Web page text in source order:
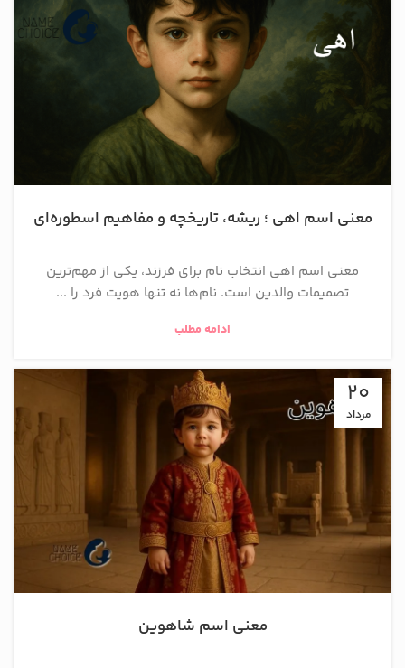
معنی اسم اهی ؛ ریشه، تاریخچه و مفاهیم اسطوره‌ای
معنی اسم اهی انتخاب نام برای فرزند، یکی از مهم‌ترین
تصمیمات والدین است. نام‌ها نه تنها هویت فرد را ...
ادامه مطلب
20
مرداد
معنی اسم شاهوین